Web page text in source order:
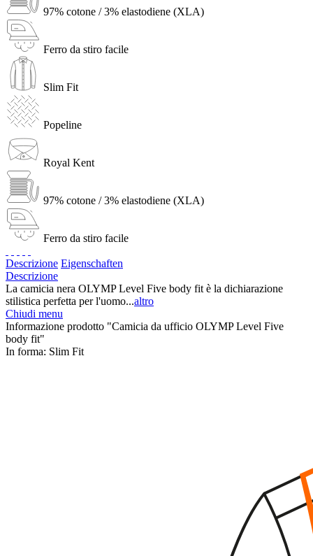
97% cotone / 3% elastodiene (XLA)
Ferro da stiro facile
Slim Fit
Popeline
Royal Kent
97% cotone / 3% elastodiene (XLA)
Ferro da stiro facile
Descrizione Eigenschaften
Descrizione
La camicia nera OLYMP Level Five body fit è la dichiarazione
stilistica perfetta per l'uomo...altro
Chiudi menu
Informazione prodotto "Camicia da ufficio OLYMP Level Five
body fit"
In forma: Slim Fit